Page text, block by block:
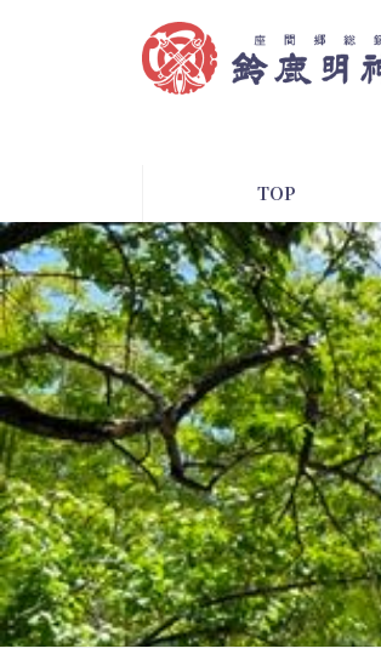
ッ
プ
移
動
TOP